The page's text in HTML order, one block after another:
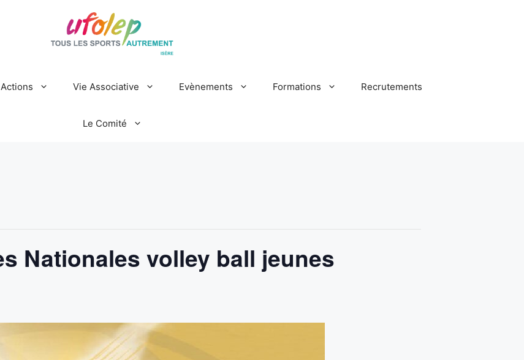
Vie Associative Evènements Formations Recrutements
Le Comité
Nationales volley ball jeunes